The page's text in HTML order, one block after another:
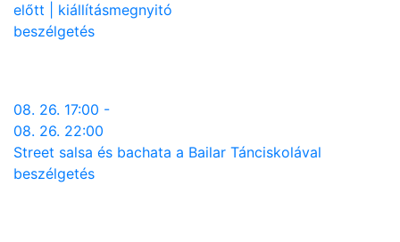
előtt | kiállításmegnyitó
beszélgetés
08. 26. 17:00 -
08. 26. 22:00
Street salsa és bachata a Bailar Tánciskolával
beszélgetés